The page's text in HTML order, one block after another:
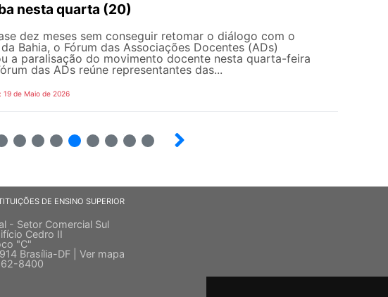
nesta quarta (20)
dez meses sem conseguir retomar o diálogo com o
Bahia, o Fórum das Associações Docentes (ADs)
a paralisação do movimento docente nesta quarta-feira
das ADs reúne representantes das...
19 de Maio de 2026
DE ENSINO SUPERIOR
- Setor Comercial Sul
Cedro II
"C"
Brasília-DF | Ver mapa
8400